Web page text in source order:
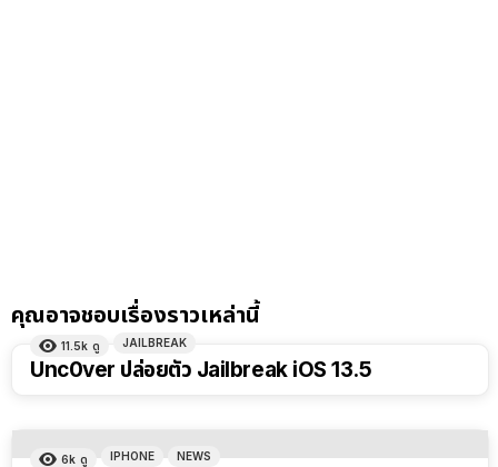
คุณอาจชอบเรื่องราวเหล่านี้
11.5k ดู JAILBREAK
Unc0ver ปล่อยตัว Jailbreak iOS 13.5
6k ดู IPHONE NEWS